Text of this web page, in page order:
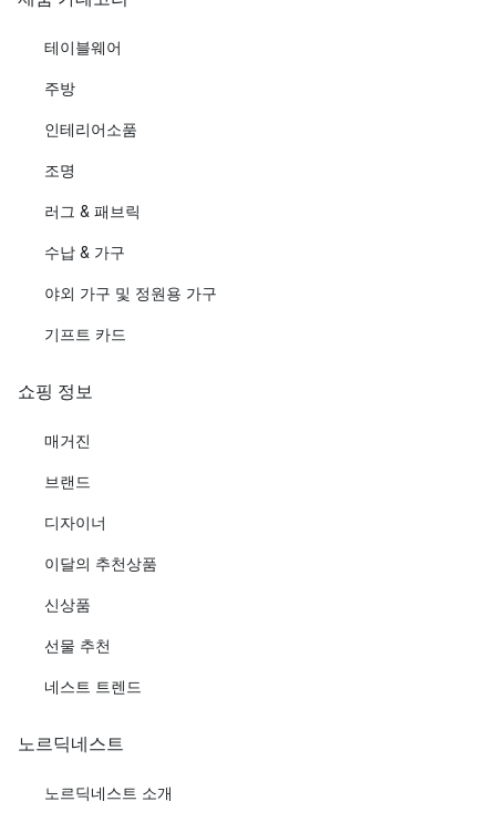
테이블웨어
주방
인테리어소품
조명
러그 & 패브릭
수납 & 가구
야외 가구 및 정원용 가구
기프트 카드
쇼핑 정보
매거진
브랜드
디자이너
이달의 추천상품
신상품
선물 추천
네스트 트렌드
노르딕네스트
노르딕네스트 소개